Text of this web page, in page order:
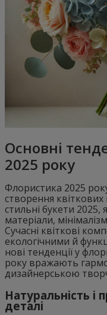
Основні
2025 року
Флористика 2025
створення
стильні букети 2025,
матеріали,
Сучасні квіткові
екологічними й
нові тенденції у
року вражають
дизайнерською
Натуральність і
деталі